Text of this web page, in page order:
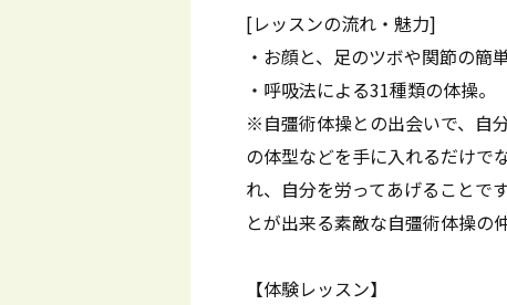
[レッスンの流れ・魅力]
・お顔と、足のツボや関節の簡
・呼吸法による31種類の体操。
※自彊術体操との出会いで、自
の体型などを手に入れるだけで
れ、自分を労ってあげることで
とが出来る素敵な自彊術体操の
【体験レッスン】